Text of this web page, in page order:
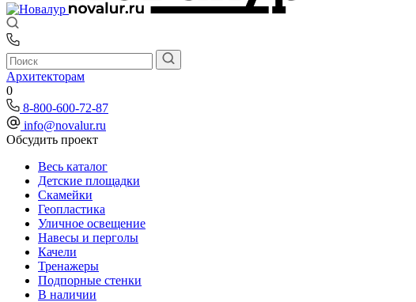
Архитекторам
0
8-800-600-72-87
info@novalur.ru
Обсудить проект
Весь каталог
Детские площадки
Скамейки
Геопластика
Уличное освещение
Навесы и перголы
Качели
Тренажеры
Подпорные стенки
В наличии